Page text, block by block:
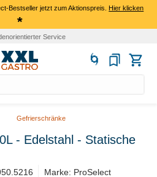
Bestseller jetzt zum Aktionspreis.Hier klicken
*
Service
Gefrierschränke
- Edelstahl - Statische
Marke: ProSelect